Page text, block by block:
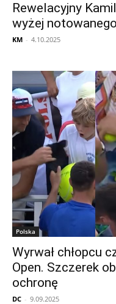
Rewelacyjny
wyżej
KM - 4.10.2025
Polska
Wyrwał chłopcu
Open. Szczerek
ochronę
DC - 9.09.2025